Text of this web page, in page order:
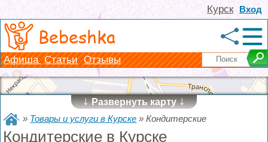
Вход
Курск
Bebeshka
Афиша Статьи Отзывы
↓Развернуть карту↓
» Товары и услуги в Курске »Кондитерские
Кондитерские в Курске